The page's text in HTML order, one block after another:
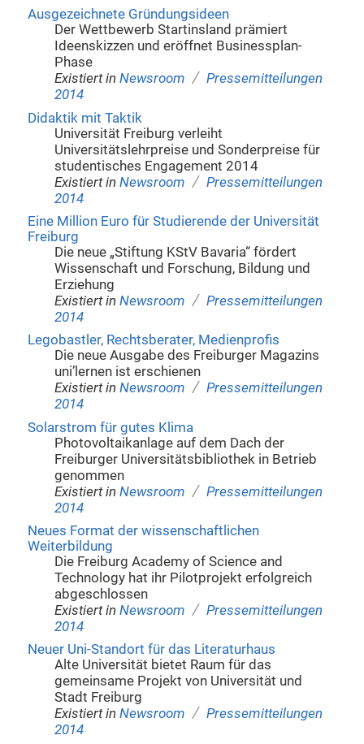
Ausgezeichnete Gründungsideen
Der Wettbewerb Startinsland prämiert
Ideenskizzen und eröffnet Businessplan-
Phase
Existiert in Newsroom / Pressemitteilungen
2014
Didaktik mit Taktik
Universität Freiburg verleiht
Universitätslehrpreise und Sonderpreise für
studentisches Engagement 2014
Existiert in Newsroom / Pressemitteilungen
2014
Eine Million Euro für Studierende der Universität
Freiburg
Die neue „Stiftung KStV Bavaria“ fördert
Wissenschaft und Forschung, Bildung und
Erziehung
Existiert in Newsroom / Pressemitteilungen
2014
Legobastler, Rechtsberater, Medienprofis
Die neue Ausgabe des Freiburger Magazins
uni’lernen ist erschienen
Existiert in Newsroom / Pressemitteilungen
2014
Solarstrom für gutes Klima
Photovoltaikanlage auf dem Dach der
Freiburger Universitätsbibliothek in Betrieb
genommen
Existiert in Newsroom / Pressemitteilungen
2014
Neues Format der wissenschaftlichen
Weiterbildung
Die Freiburg Academy of Science and
Technology hat ihr Pilotprojekt erfolgreich
abgeschlossen
Existiert in Newsroom / Pressemitteilungen
2014
Neuer Uni-Standort für das Literaturhaus
Alte Universität bietet Raum für das
gemeinsame Projekt von Universität und
Stadt Freiburg
Existiert in Newsroom / Pressemitteilungen
2014